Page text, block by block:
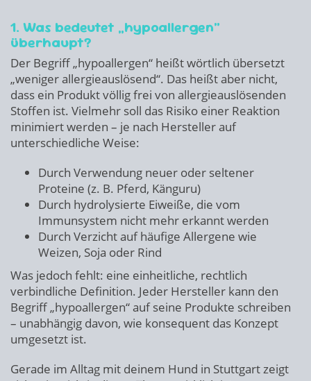
1. Was bedeutet „hypoallergen“
überhaupt?
Der Begriff „hypoallergen“ heißt wörtlich übersetzt
„weniger allergieauslösend“. Das heißt aber nicht,
dass ein Produkt völlig frei von allergieauslösenden
Stoffen ist. Vielmehr soll das Risiko einer Reaktion
minimiert werden – je nach Hersteller auf
unterschiedliche Weise:
Durch Verwendung neuer oder seltener
Proteine (z. B. Pferd, Känguru)
Durch hydrolysierte Eiweiße, die vom
Immunsystem nicht mehr erkannt werden
Durch Verzicht auf häufige Allergene wie
Weizen, Soja oder Rind
Was jedoch fehlt: eine einheitliche, rechtlich
verbindliche Definition. Jeder Hersteller kann den
Begriff „hypoallergen“ auf seine Produkte schreiben
– unabhängig davon, wie konsequent das Konzept
umgesetzt ist.
Gerade im Alltag mit deinem Hund in Stuttgart zeigt